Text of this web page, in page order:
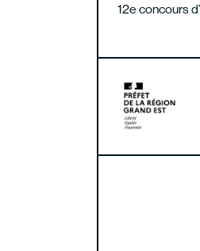
12e concours